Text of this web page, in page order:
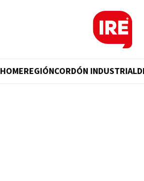
HOMEREGIÓNCORDÓN INDUSTRIAL